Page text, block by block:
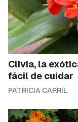
Clivia, la
fácil de cuidar
PATRICIA CARRIL